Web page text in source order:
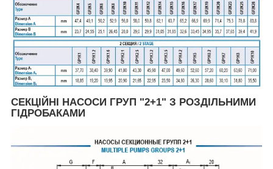
СЕКЦІЙНІ НАСОСИ ГРУП "2+1" З РОЗДІЛЬНИМИ
ГІДРОБАКАМИ